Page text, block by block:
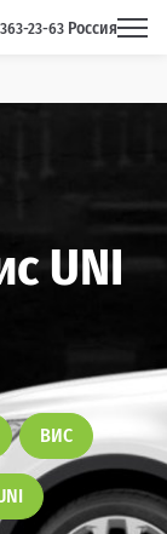
23-63 Россия
UNI
ВИС